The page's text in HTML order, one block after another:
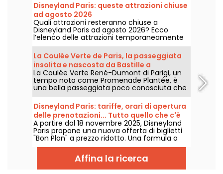
Disneyland Paris: queste attrazioni chiuse
ad agosto 2026
Quali attrazioni resteranno chiuse a
Disneyland Paris ad agosto 2026? Ecco
l’elenco delle attrazioni temporaneamente
non disponibili per manutenzione o rinnovo,
per aiutarvi a organizzare al meglio la vostra
visita ai parchi Disney.
La Coulée Verte de Paris, la passeggiata
insolita e nascosta da Bastille a
Vincennes
La Coulée Verte René-Dumont di Parigi, un
tempo nota come Promenade Plantée, è
una bella passeggiata poco conosciuta che
accompagna i parigini in un percorso
verdeggiante dalla Bastiglia al Bois de
Vincennes, passando per il Viaduc des Arts. È
un modo insolito e ombreggiato per scoprire
Parigi, lontano dal caos della città.
Disneyland Paris: tariffe, orari di apertura
delle prenotazioni... Tutto quello che c'è
da sapere sui biglietti "Bon Plan"
A partire dal 18 novembre 2025, Disneyland
Paris propone una nuova offerta di biglietti
"Bon Plan" a prezzo ridotto. Una formula a
tempo determinato e accessibile a tutti per
godersi la magia Disney senza spendere una
fortuna. Orari di lancio, prezzi, date... Vi
diciamo tutto!
Affina la ricerca